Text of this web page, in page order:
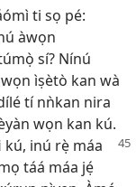
ti sọ pé:
àwọn
sí? Nínú
ìṣètò kan wà
tí nǹkan nira
wọn kan kú.
kú, inú rẹ̀ máa
táá máa jẹ́